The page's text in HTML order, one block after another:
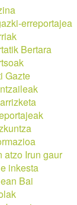
erreportajea
Bertara
Gazte
atzo Irun gaur
inkesta
Bai